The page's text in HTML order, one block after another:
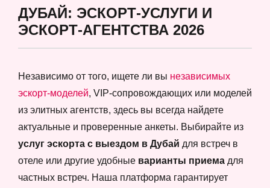
ДУБАЙ: ЭСКОРТ-УСЛУГИ И
ЭСКОРТ-АГЕНТСТВА 2026
Независимо от того, ищете ли вы независимых
эскорт-моделей, VIP-сопровождающих или моделей
из элитных агентств, здесь вы всегда найдете
актуальные и проверенные анкеты. Выбирайте из
услуг эскорта с выездом в Дубай для встреч в
отеле или другие удобные варианты приема для
частных встреч. Наша платформа гарантирует